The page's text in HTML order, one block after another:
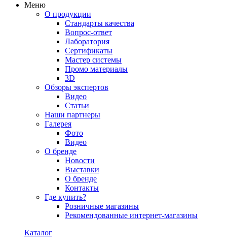
Меню
О продукции
Стандарты качества
Вопрос-ответ
Лаборатория
Сертификаты
Мастер системы
Промо материалы
3D
Обзоры экспертов
Видео
Статьи
Наши партнеры
Галерея
Фото
Видео
О бренде
Новости
Выставки
О бренде
Контакты
Где купить?
Розничные магазины
Рекомендованные интернет-магазины
Каталог